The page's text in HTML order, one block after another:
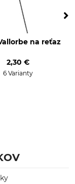
na reťaz
2,30 €
6 Varianty